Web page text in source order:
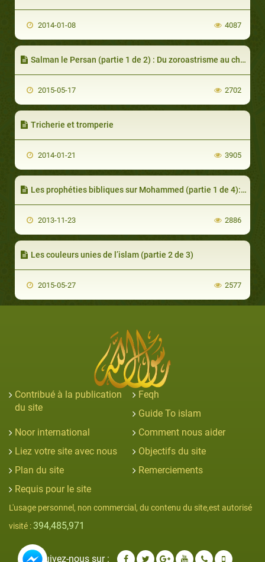
2014-01-08 4087
Salman le Persan (partie 1 de 2) : Du zoroastrisme au christianisme
2015-05-17 2702
Tricherie et tromperie
2014-01-21 3905
Les prophéties bibliques sur Mohammed (partie 1 de 4): le témoignage des érudits
2013-11-23 2886
Les couleurs unies de l’islam (partie 2 de 3)
2015-05-27 2577
Contribué à la publication
du site
Feqh
Guide To islam
Noor international
Comment nous aider
Liez votre site avec nous
Objectifs du site
Plan du site
Remerciements
Requis pour le site
L'usage personnel, non commercial, du contenu du site,est autorisé
visité : 394,485,971
Suivez-nous sur :